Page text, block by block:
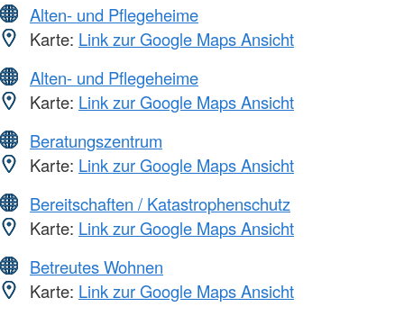
Alten- und Pflegeheime
Karte: Link zur Google Maps Ansicht
Alten- und Pflegeheime
Karte: Link zur Google Maps Ansicht
Beratungszentrum
Karte: Link zur Google Maps Ansicht
Bereitschaften / Katastrophenschutz
Karte: Link zur Google Maps Ansicht
Betreutes Wohnen
Karte: Link zur Google Maps Ansicht